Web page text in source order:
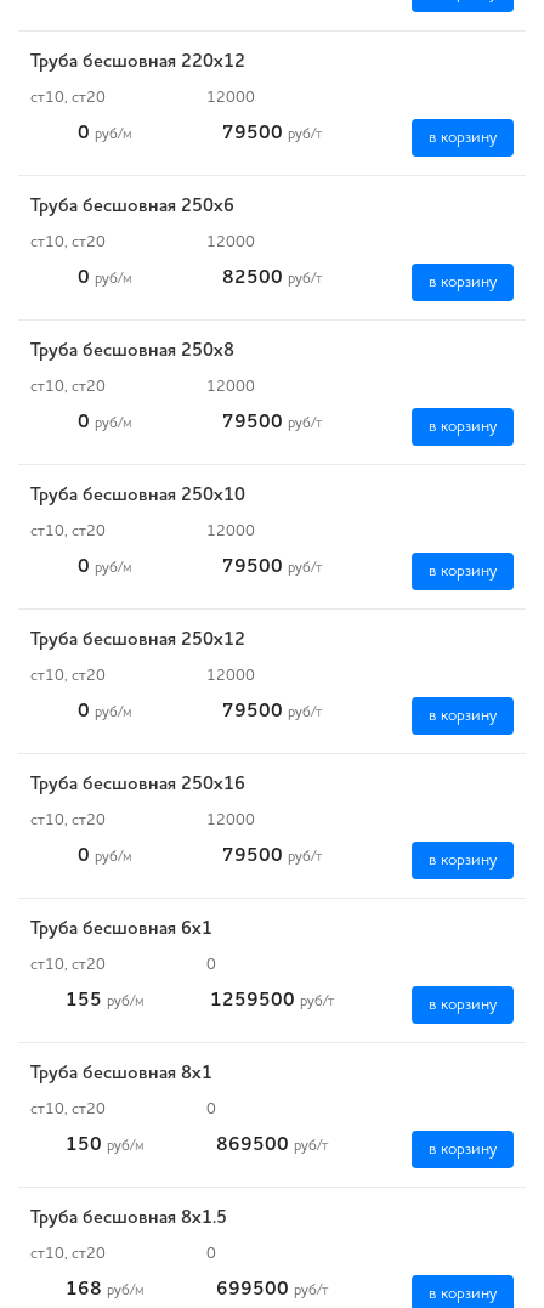
Труба бесшовная 220х12
ст10, ст20 12000
0 руб/м 79500 руб/т в корзину
Труба бесшовная 250х6
ст10, ст20 12000
0 руб/м 82500 руб/т в корзину
Труба бесшовная 250х8
ст10, ст20 12000
0 руб/м 79500 руб/т в корзину
Труба бесшовная 250х10
ст10, ст20 12000
0 руб/м 79500 руб/т в корзину
Труба бесшовная 250х12
ст10, ст20 12000
0 руб/м 79500 руб/т в корзину
Труба бесшовная 250х16
ст10, ст20 12000
0 руб/м 79500 руб/т в корзину
Труба бесшовная 6х1
ст10, ст20 0
155 руб/м 1259500 руб/т в корзину
Труба бесшовная 8х1
ст10, ст20 0
150 руб/м 869500 руб/т в корзину
Труба бесшовная 8х1.5
ст10, ст20 0
168 руб/м 699500 руб/т в корзину